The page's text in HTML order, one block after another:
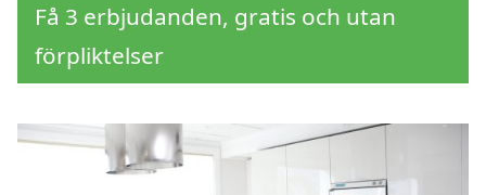
Få 3 erbjudanden, gratis och utan
förpliktelser